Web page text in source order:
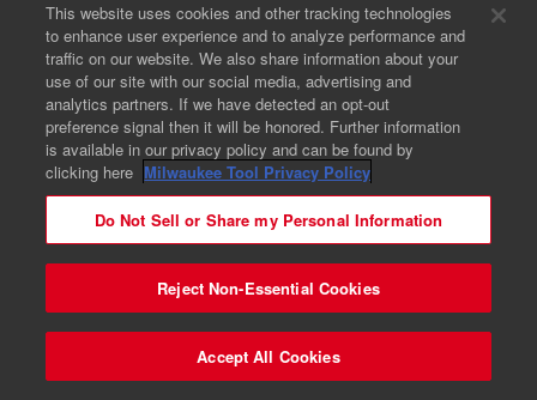
Elija sitios web adicionales de Milwaukee Tool por país /
región / idioma
Seleccione Otro Sitio
Légal Brevet
Avis de Sécurité
Vos Choix En Matière De Confidentialité
Préférences en Matière de Cookies
Confidentialité - FR
Contactez-nous
This website uses cookies and other tracking technologies
to enhance user experience and to analyze performance and
traffic on our website. We also share information about your
use of our site with our social media, advertising and
analytics partners. If we have detected an opt-out
preference signal then it will be honored. Further information
is available in our privacy policy and can be found by
clicking here Milwaukee Tool Privacy Policy
Do Not Sell or Share my Personal Information
Reject Non-Essential Cookies
Accept All Cookies